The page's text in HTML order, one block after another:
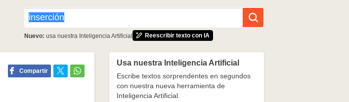
Nuevo: usa nuestra Inteligencia Artificial Reescribir texto con IA
Compartir
Usa nuestra Inteligencia Artificial
Escribe textos sorprendentes en segundos
con nuestra nueva herramienta de
Inteligencia Artificial.